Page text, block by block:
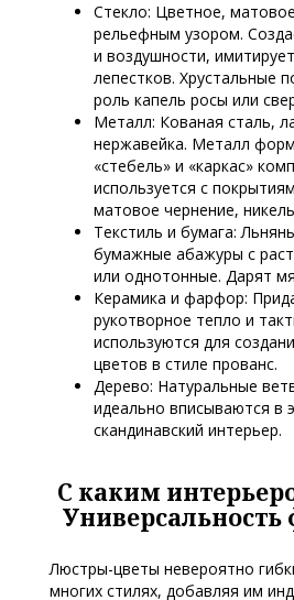
Стекло: Цветное,
рельефным узором.
и воздушности,
лепестков. Хрустальные
роль капель росы или
Металл: Кованая сталь,
нержавейка. Металл
«стебель» и «каркас»
используется с
матовое чернение,
Текстиль и бумага:
бумажные абажуры с
или однотонные. Дарят
Керамика и фарфор:
рукотворное тепло и
используются для
цветов в стиле прованс.
Дерево: Натуральные
идеально вписываются в
скандинавский интерьер.
С каким
Универсальность
Люстры-цветы невероятно
многих стилях, добавляя им